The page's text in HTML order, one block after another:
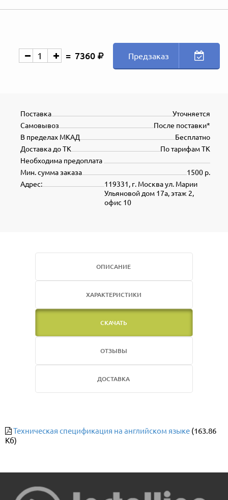
7360 Предзаказ
Уточняется
Поставка
После поставки*
Самовывоз
Бесплатно
В пределах МКАД
По тарифам ТК
Доставка до ТК
Необходима предоплата
1500 р.
Мин. сумма заказа
119331, г. Москва ул. Марии
Ульяновой дом 17а, этаж 2,
офис 10
Адрес:
ОПИСАНИЕ
ХАРАКТЕРИСТИКИ
СКАЧАТЬ
ОТЗЫВЫ
ДОСТАВКА
Техническая спецификация на английском языке (163.86
Кб)